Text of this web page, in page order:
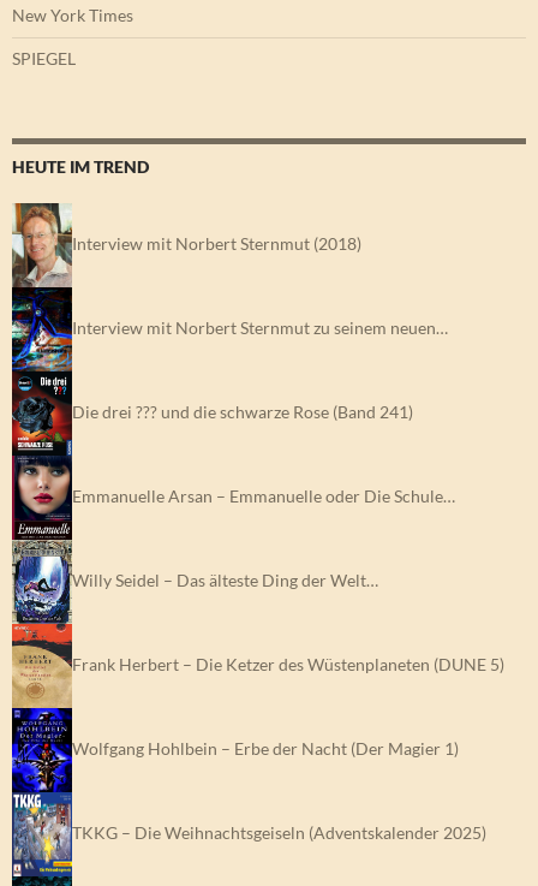
New York Times
SPIEGEL
HEUTE IM TREND
Interview mit Norbert Sternmut (2018)
Interview mit Norbert Sternmut zu seinem neuen…
Die drei ??? und die schwarze Rose (Band 241)
Emmanuelle Arsan – Emmanuelle oder Die Schule…
Willy Seidel – Das älteste Ding der Welt…
Frank Herbert – Die Ketzer des Wüstenplaneten (DUNE 5)
Wolfgang Hohlbein – Erbe der Nacht (Der Magier 1)
TKKG – Die Weihnachtsgeiseln (Adventskalender 2025)